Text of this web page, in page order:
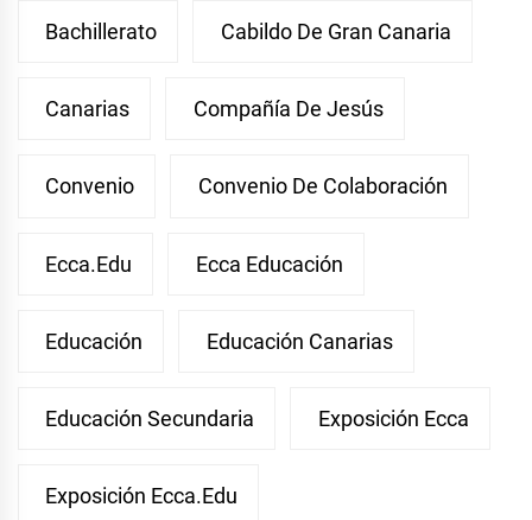
Bachillerato Cabildo De Gran Canaria
Canarias Compañía De Jesús
Convenio Convenio De Colaboración
Ecca.edu Ecca Educación
Educación Educación Canarias
Educación Secundaria Exposición Ecca
Exposición Ecca.edu